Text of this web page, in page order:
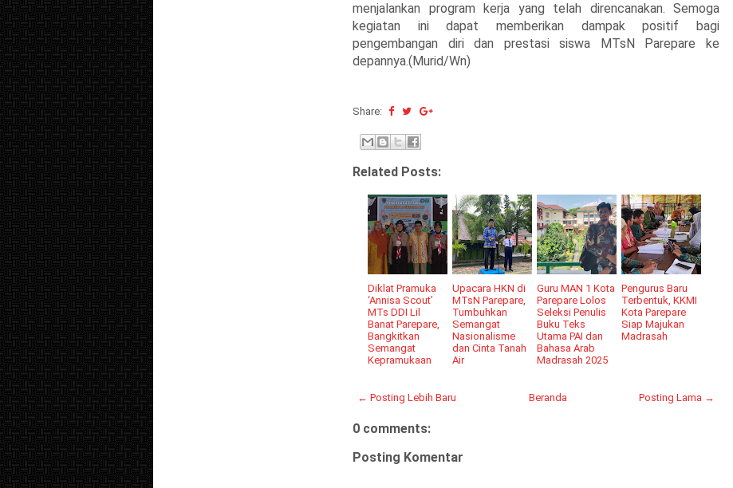
menjalankan program kerja yang telah direncanakan. Semoga
kegiatan ini dapat memberikan dampak positif bagi
pengembangan diri dan prestasi siswa MTsN Parepare ke
depannya.(Murid/Wn)
Share:
Related Posts:
Diklat Pramuka
‘Annisa Scout’
MTs DDI Lil
Banat Parepare,
Bangkitkan
Semangat
Kepramukaan
Upacara HKN di
MTsN Parepare,
Tumbuhkan
Semangat
Nasionalisme
dan Cinta Tanah
Air
Guru MAN 1 Kota
Parepare Lolos
Seleksi Penulis
Buku Teks
Utama PAI dan
Bahasa Arab
Madrasah 2025
Pengurus Baru
Terbentuk, KKMI
Kota Parepare
Siap Majukan
Madrasah
← Posting Lebih Baru Posting Lama →
Beranda
0 comments:
Posting Komentar